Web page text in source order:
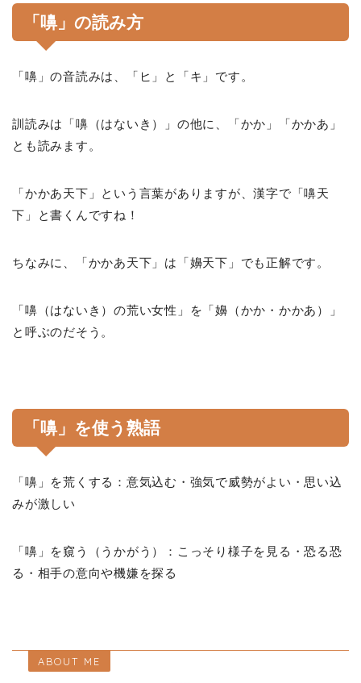
「嚊」の読み方
「嚊」の音読みは、「ヒ」と「キ」です。
訓読みは「嚊（はないき）」の他に、「かか」「かかあ」
とも読みます。
「かかあ天下」という言葉がありますが、漢字で「嚊天
下」と書くんですね！
ちなみに、「かかあ天下」は「嬶天下」でも正解です。
「嚊（はないき）の荒い女性」を「嬶（かか・かかあ）」
と呼ぶのだそう。
「嚊」を使う熟語
「嚊」を荒くする：意気込む・強気で威勢がよい・思い込
みが激しい
「嚊」を窺う（うかがう）：こっそり様子を見る・恐る恐
る・相手の意向や機嫌を探る
ABOUT ME